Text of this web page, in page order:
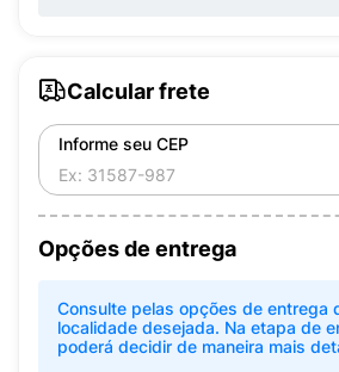
Calcular frete
Informe seu CEP
Opções de entrega
Consulte pelas opções de entrega
localidade desejada. Na etapa de
poderá decidir de maneira mais